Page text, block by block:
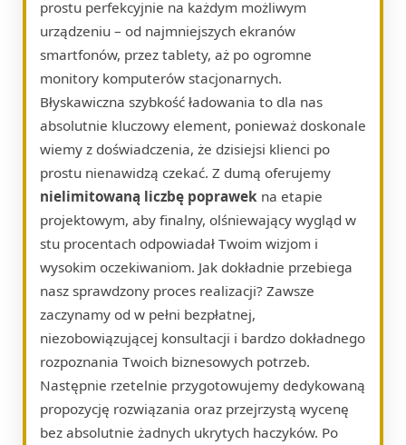
prostu perfekcyjnie na każdym możliwym
urządzeniu – od najmniejszych ekranów
smartfonów, przez tablety, aż po ogromne
monitory komputerów stacjonarnych.
Błyskawiczna szybkość ładowania to dla nas
absolutnie kluczowy element, ponieważ doskonale
wiemy z doświadczenia, że dzisiejsi klienci po
prostu nienawidzą czekać. Z dumą oferujemy
nielimitowaną liczbę poprawek na etapie
projektowym, aby finalny, olśniewający wygląd w
stu procentach odpowiadał Twoim wizjom i
wysokim oczekiwaniom. Jak dokładnie przebiega
nasz sprawdzony proces realizacji? Zawsze
zaczynamy od w pełni bezpłatnej,
niezobowiązującej konsultacji i bardzo dokładnego
rozpoznania Twoich biznesowych potrzeb.
Następnie rzetelnie przygotowujemy dedykowaną
propozycję rozwiązania oraz przejrzystą wycenę
bez absolutnie żadnych ukrytych haczyków. Po